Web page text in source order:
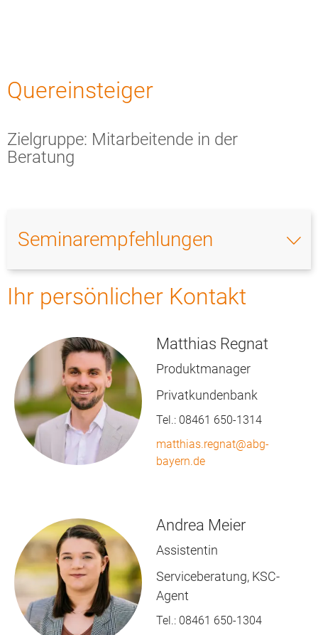
Zielgruppe:
in
der
Quereinsteiger
Zielgruppe: Mitarbeitende in der
Beratung
Seminarempfehlungen
Ihr persönlicher Kontakt
Matthias Regnat
Produktmanager
Privatkundenbank
Tel.: 08461 650-1314
matthias.regnat@abg-
bayern.de
Andrea Meier
Assistentin
Serviceberatung, KSC-
Agent
Tel.: 08461 650-1304